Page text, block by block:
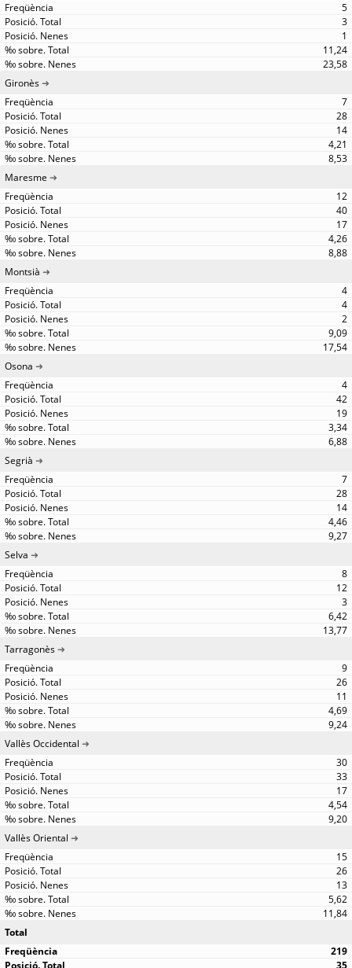
5
3
1
11,24
23,58
Gironès
7
28
14
4,21
8,53
Maresme
12
40
17
4,26
8,88
Montsià
4
4
2
9,09
17,54
Osona
4
42
19
3,34
6,88
Segrià
7
28
14
4,46
9,27
Selva
8
12
3
6,42
13,77
Tarragonès
9
26
11
4,69
9,24
Vallès Occidental
30
33
17
4,54
9,20
Vallès Oriental
15
26
13
5,62
11,84
Total
219
35